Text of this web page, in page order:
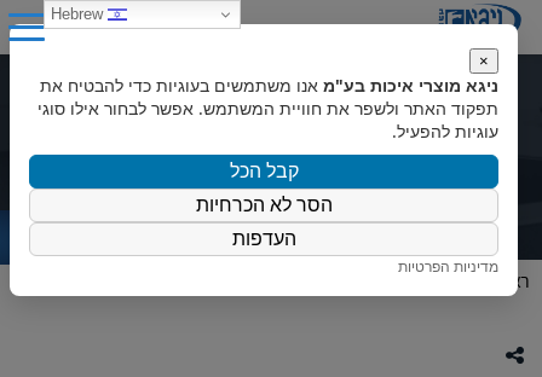
סט כיור רחצה פינתי 56*42
ראשי
×
ניגא מוצרי איכות בע"מ אנו משתמשים בעוגיות כדי להבטיח את
תפקוד האתר ולשפר את חוויית המשתמש. אפשר לבחור אילו סוגי
עוגיות להפעיל.
קבל הכל
הסר לא הכרחיות
העדפות
מדיניות הפרטיות
Hebrew